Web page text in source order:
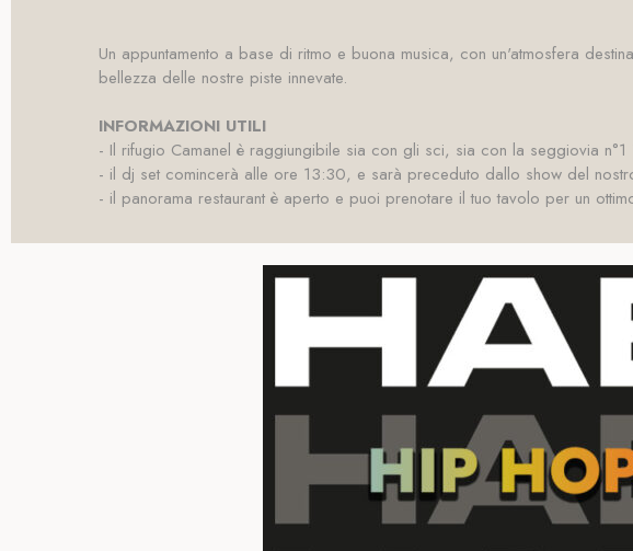
Un appuntamento a base di ritmo e buona musica, con un'atmosfera
bellezza delle nostre piste innevate.
INFORMAZIONI UTILI
- Il rifugio Camanel è raggiungibile sia con gli sci, sia con la seggiovia
- il dj set comincerà alle ore 13:30, e sarà preceduto dallo show del
- il panorama restaurant è aperto e puoi prenotare il tuo tavolo per un